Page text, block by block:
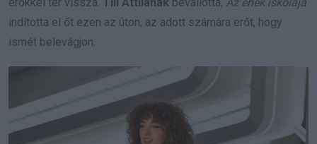
indította el őt ezen az úton, az adott számára erőt, hogy
ismét belevágjon.